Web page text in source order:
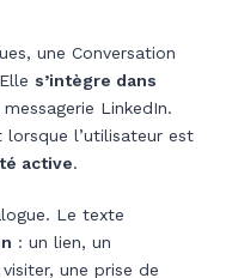
une Conversation
s’intègre dans
LinkedIn.
lorsque l’utilisateur est
active.
Le texte
: un lien, un
une prise de